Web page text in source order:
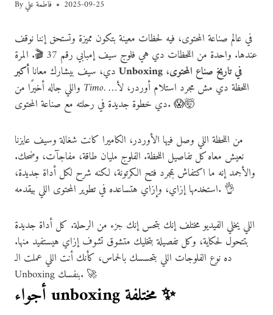
Byفاطمة علي 2025-09-25
في عالم صناعة المحتوى، فيه لحظات معينة بتكون مميزة وتستحق إننا نوقف
عندها. واحدة من اللحظات دي هي فلوج سيف إمبابي رقم 37 🎬. المرة
دي، سيف بيشارك معانا
أكبر Unboxing في تاريخ صناع المحتوى،
Timo. اللحظة دي مش مجرد استلام أوردر، لأ…
دي خطوة جديدة في رحلته مع صناعة المحتوى. 😱🤯
من اللحظة اللي وصل فيها الأوردر، الكاميرا كانت شغالة وسيف عايزنا
نعيش معاه كل تفاصيل اللحظة. الفلوج مليان طاقة، مفاجآت، وضحك.
والأجمد إنه ما اكتفاش بمجرد فتح الكرتونة، لكنه شرح لكل أداة جديدة،
استخدمها إزاي، وإزاي هتساعده في تطوير المحتوى اللي بيقدمه. 👌
اللي يخلي الفيديو مختلف إنك بتحس إنك جزء من الرحلة. كل أداة جديدة
بتتحول لحكاية، وكل تفصيلة بتخليك متشوق تشوف إزاي هيستفيد منها.
ده نوع الفلوجات اللي بتحسسك بالحماس، كأنك أنت اللي عملت الـ
Unboxing بنفسك. 🚀
أجواء unboxing مختلفة ✨